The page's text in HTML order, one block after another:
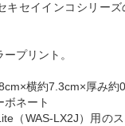
キセイインコシリー
プリント。
横約7.3cm×厚み約
ネート
（WAS-LX2J）用の